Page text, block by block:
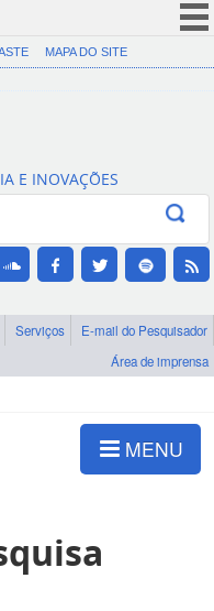
CORONAVÍRUS (COVID-19)
Canais
MAPA DO SITE
E INOVAÇÕES
Serviços
E-mail do Pesquisador
Área de imprensa
MENU